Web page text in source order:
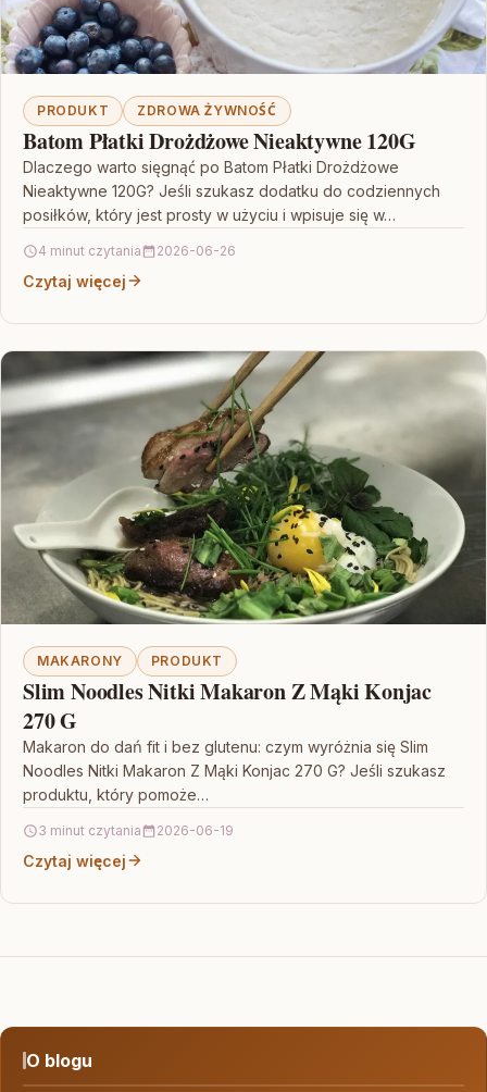
PRODUKT ZDROWA ŻYWNOŚĆ
Batom Płatki Drożdżowe Nieaktywne 120G
Dlaczego warto sięgnąć po Batom Płatki Drożdżowe
Nieaktywne 120G? Jeśli szukasz dodatku do codziennych
posiłków, który jest prosty w użyciu i wpisuje się w…
4 minut czytania 2026-06-26
Czytaj więcej
MAKARONY PRODUKT
Slim Noodles Nitki Makaron Z Mąki Konjac
270 G
Makaron do dań fit i bez glutenu: czym wyróżnia się Slim
Noodles Nitki Makaron Z Mąki Konjac 270 G? Jeśli szukasz
produktu, który pomoże…
3 minut czytania 2026-06-19
Czytaj więcej
O blogu